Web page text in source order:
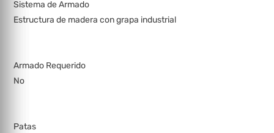
Sistema de Armado
Estructura de madera con grapa industrial
Armado Requerido
No
Patas